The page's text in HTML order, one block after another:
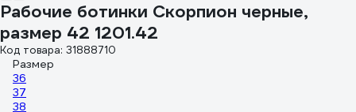
Рабочие ботинки Скорпион черные,
размер 42 1201.42
Код товара: 31888710
Размер
36
37
38